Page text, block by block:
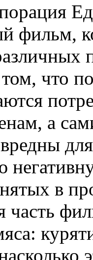
фильм,
том, что
а
в
часть